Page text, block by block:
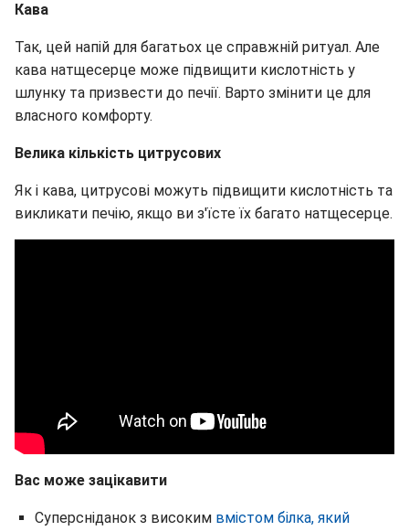
Кава
Так, цей напій для багатьох це справжній ритуал. Але
кава натщесерце може підвищити кислотність у
шлунку та призвести до печії. Варто змінити це для
власного комфорту.
Велика кількість цитрусових
Як і кава, цитрусові можуть підвищити кислотність та
викликати печію, якщо ви з'їсте їх багато натщесерце.
Вас може зацікавити
Суперсніданок з високим вмістом білка, який